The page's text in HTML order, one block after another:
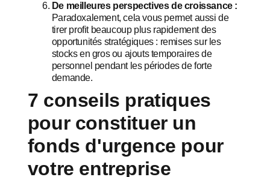
De meilleures perspectives de croissance :
Paradoxalement, cela vous permet aussi de
tirer profit beaucoup plus rapidement des
opportunités stratégiques : remises sur les
stocks en gros ou ajouts temporaires de
personnel pendant les périodes de forte
demande.
7 conseils pratiques
pour constituer un
fonds d'urgence pour
votre entreprise